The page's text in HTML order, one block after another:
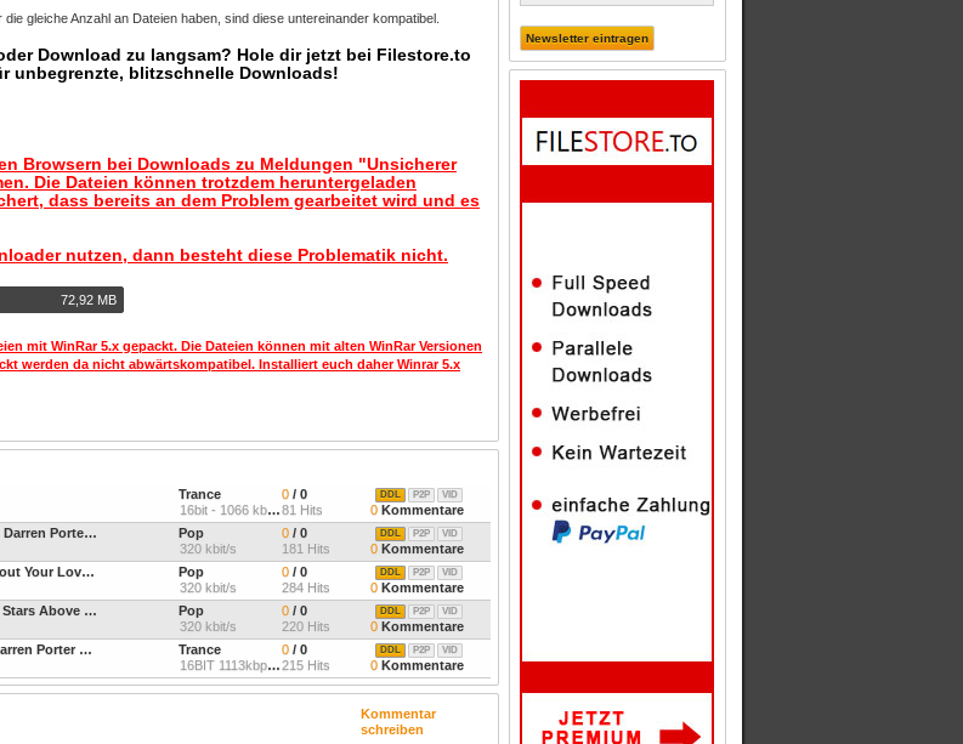
gleiche Anzahl an Dateien haben, sind diese untereinander kompatibel.
Download zu langsam? Hole dir jetzt bei Filestore.to
unbegrenzte, blitzschnelle Downloads!
Browsern bei Downloads zu Meldungen "Unsicherer
Die Dateien können trotzdem heruntergeladen
dass bereits an dem Problem gearbeitet wird und es
nutzen, dann besteht diese Problematik nicht.
72,92 MB
mit WinRar 5.x gepackt. Die Dateien können mit alten WinRar Versionen
werden da nicht abwärtskompatibel. Installiert euch daher Winrar 5.x
Trance
16bit - 1066 kbps - 44,1
0 / 0
81 Hits
VID
P2P
DDL
0 Kommentare
Mark Sherry and Christina Novelli-Lighting Fires Darren Porter and BiXX Remix - OUT295 -24BIT-WEB-FLAC-2026-MARiBOR
Pop
320 kbit/s
0 / 0
181 Hits
VID
P2P
DDL
0 Kommentare
Mark Sherry and Marcella Woods-Cant Live Without Your Love Darren Porter Remix - OUT290 -24BIT-WEB-FLAC-2025-AOVF
Pop
320 kbit/s
0 / 0
284 Hits
VID
P2P
DDL
0 Kommentare
RAM and Arctic Moon and Stine Grove-A Billion Stars Above Darren Porter Remix - NK332 -24BIT-WEB-FLAC-2025-AOVF
Pop
320 kbit/s
0 / 0
220 Hits
VID
P2P
DDL
0 Kommentare
Giuseppe Ottaviani - Keep Your Dreams Alive (Darren Porter Remix)
Trance
16BIT 1113kbps 44.1Khz St
0 / 0
215 Hits
VID
P2P
DDL
0 Kommentare
Kommentar
schreiben